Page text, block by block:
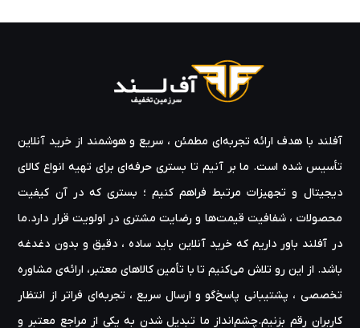
آفلند با هدف ارائه‌ تجربه‌ای مطمئن ، سریع و هوشمند از خرید آنلاین
تأسیس شده است. ما بر آنیم تا بستری حرفه‌ای برای تهیه‌ انواع کالای
دیجیتال و تجهیزات مرتبط فراهم کنیم ؛ بستری که در آن کیفیت
محصولات ، شفافیت قیمت‌ها و رضایت مشتری در اولویت قرار دارد.ما
در آفلند باور داریم که خرید آنلاین باید ساده ، دقیق و بدون دغدغه
باشد. از این رو تلاش می‌کنیم تا با تأمین کالاهای معتبر، ارائه‌ی مشاوره‌
تخصصی ، پشتیبانی پاسخ‌گو و ارسال سریع ، تجربه‌ای فراتر از انتظار
کاربران رقم بزنیم.چشم‌انداز ما تبدیل شدن به یکی از مراجع معتبر و